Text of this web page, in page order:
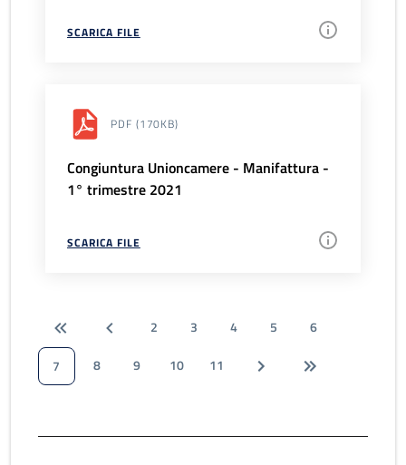
SCARICA FILE
PDF (170KB)
Congiuntura Unioncamere - Manifattura -
1° trimestre 2021
SCARICA FILE
2 3 4 5
6
7
8 9 10 11